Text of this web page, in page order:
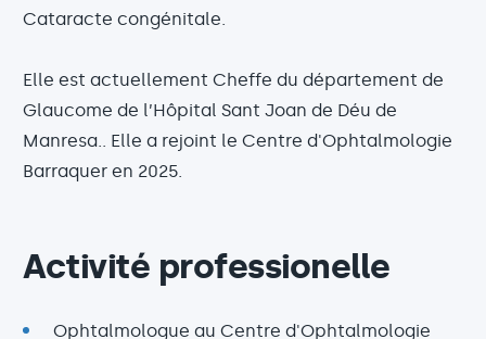
Cataracte congénitale.
Elle est actuellement Cheffe du département de
Glaucome de l’Hôpital Sant Joan de Déu de
Manresa.. Elle a rejoint le Centre d'Ophtalmologie
Barraquer en 2025.
Activité professionelle
Ophtalmologue au Centre d'Ophtalmologie